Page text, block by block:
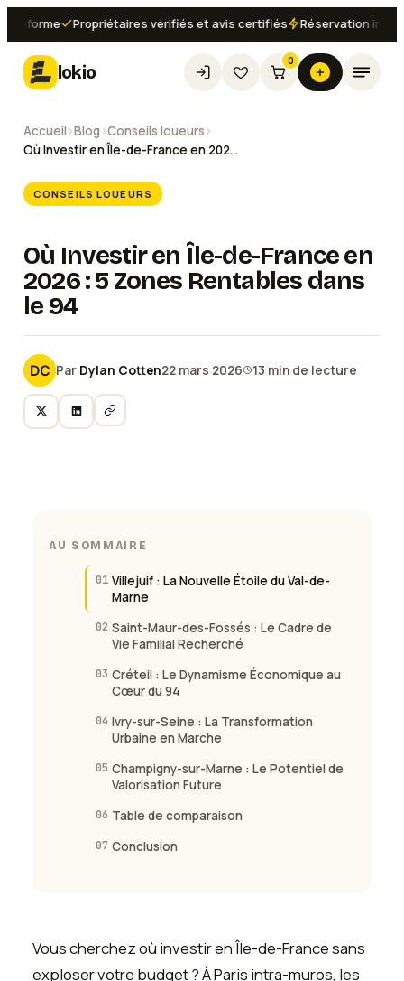
Propriétaires vérifiés et avis certifiés Réservation
lokio
0
Accueil ›Blog›Conseils loueurs ›
Où Investir en Île-de-France en 2026 : 5 Zones Rentables dans le 94
CONSEILS LOUEURS
Où Investir en Île-de-France en
2026 : 5 Zones Rentables dans
le 94
Par Dylan Cotten22 mars 2026 13 min de lecture
AU SOMMAIRE
01 Villejuif : La Nouvelle Étoile du Val-de-
Marne
02 Saint-Maur-des-Fossés : Le Cadre de
Vie Familial Recherché
03 Créteil : Le Dynamisme Économique au
Cœur du 94
04 Ivry-sur-Seine : La Transformation
Urbaine en Marche
05 Champigny-sur-Marne : Le Potentiel de
Valorisation Future
06 Table de comparaison
07 Conclusion
Vous cherchez où investir en Île-de-France sans
exploser votre budget ? À Paris intra-muros, les